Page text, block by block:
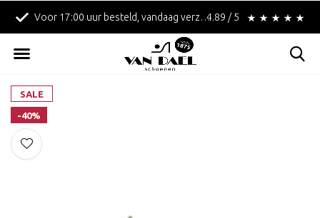
Voor 17:00 uur besteld, vandaag verzonden! Betaal achteraf met
4.89 / 5
SALE
-40%